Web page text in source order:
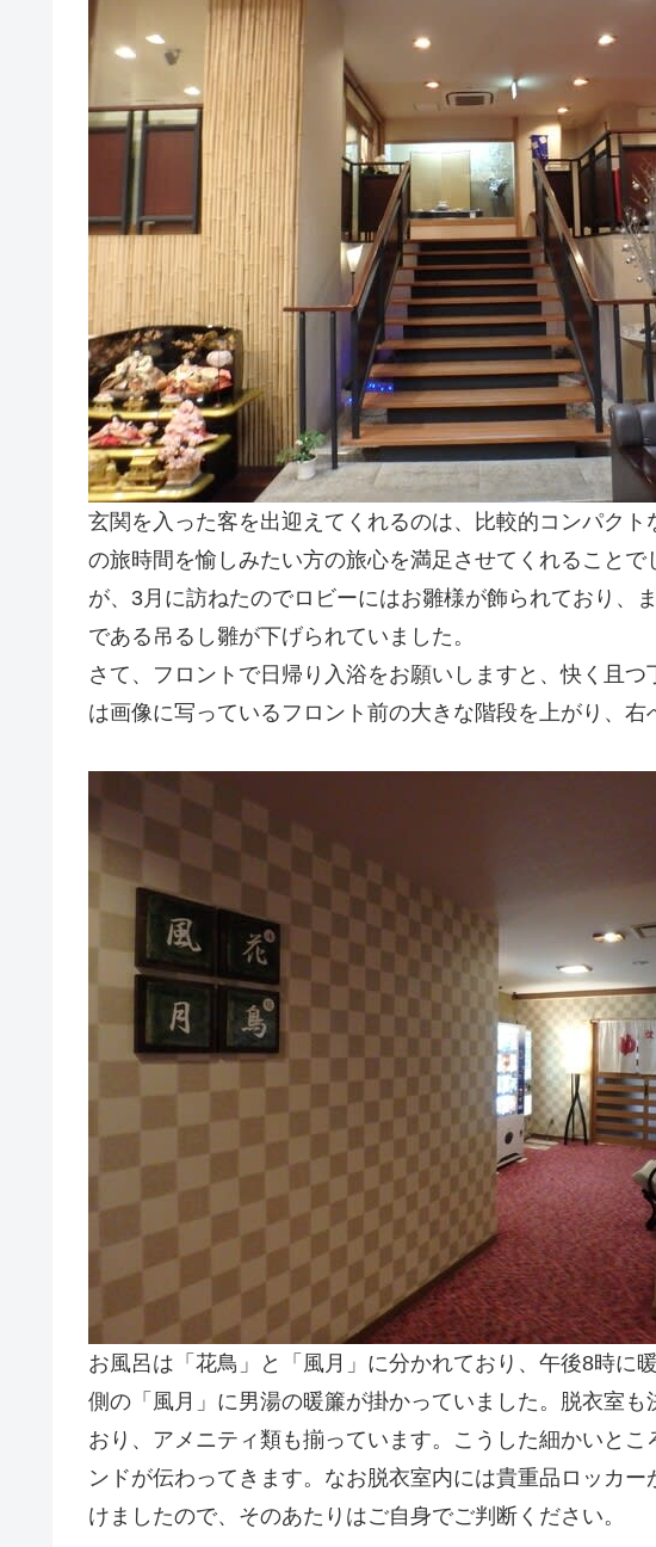
玄関を入った客を出迎えてくれるのは、比較的コンパク
の旅時間を愉しみたい方の旅心を満足させてくれること
が、3月に訪ねたのでロビーにはお雛様が飾られており、
である吊るし雛が下げられていました。
さて、フロントで日帰り入浴をお願いしますと、快く且
は画像に写っているフロント前の大きな階段を上がり、右
お風呂は「花鳥」と「風月」に分かれており、午後8時に
側の「風月」に男湯の暖簾が掛かっていました。脱衣室
おり、アメニティ類も揃っています。こうした細かいと
ンドが伝わってきます。なお脱衣室内には貴重品ロッカ
けましたので、そのあたりはご自身でご判断ください。